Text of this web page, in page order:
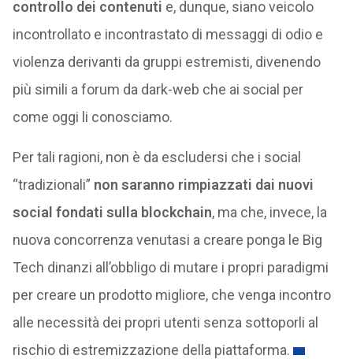
controllo dei contenuti e, dunque, siano veicolo
incontrollato e incontrastato di messaggi di odio e
violenza derivanti da gruppi estremisti, divenendo
più simili a forum da dark-web che ai social per
come oggi li conosciamo.
Per tali ragioni, non è da escludersi che i social
“tradizionali” non saranno rimpiazzati dai nuovi
social fondati sulla blockchain, ma che, invece, la
nuova concorrenza venutasi a creare ponga le Big
Tech dinanzi all’obbligo di mutare i propri paradigmi
per creare un prodotto migliore, che venga incontro
alle necessità dei propri utenti senza sottoporli al
rischio di estremizzazione della piattaforma.